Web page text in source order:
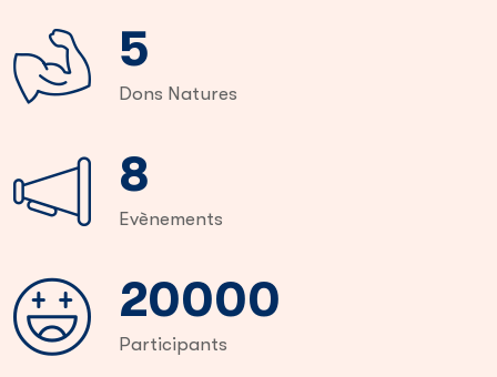
9
Dons Natures
13
Evènements
35000
Participants